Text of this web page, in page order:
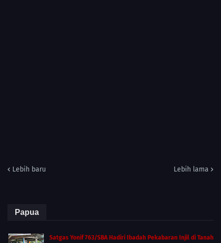
Lebih baru Lebih lama
Papua
Satgas Yonif 763/SBA Hadiri Ibadah Pekabaran Injil di Tanah